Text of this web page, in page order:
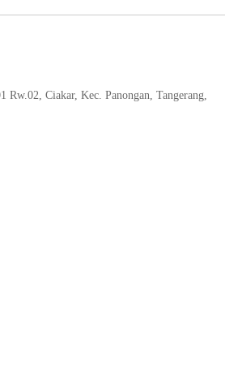
Rw.02, Ciakar, Kec. Panongan, Tangerang,